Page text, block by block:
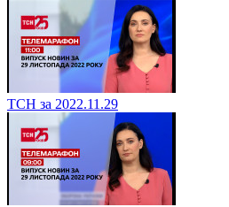
ТСН за 2022.11.29